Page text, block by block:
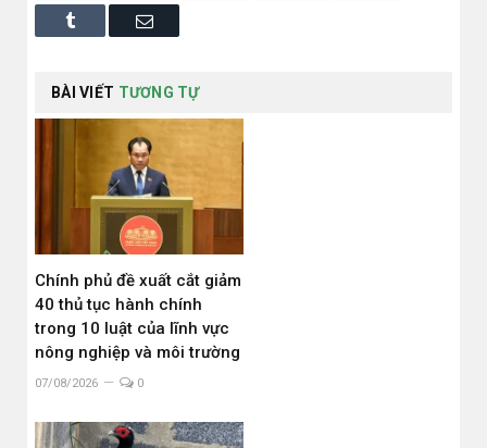
Tumblr Email
BÀI VIẾT TƯƠNG TỰ
Chính phủ đề xuất cắt giảm
40 thủ tục hành chính
trong 10 luật của lĩnh vực
nông nghiệp và môi trường
07/08/2026 0